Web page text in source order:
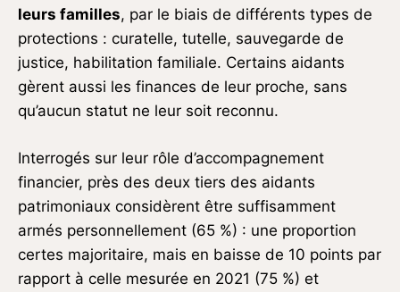
leurs familles, par le biais de différents types de
protections : curatelle, tutelle, sauvegarde de
justice, habilitation familiale. Certains aidants
gèrent aussi les finances de leur proche, sans
qu’aucun statut ne leur soit reconnu.
Interrogés sur leur rôle d’accompagnement
financier, près des deux tiers des aidants
patrimoniaux considèrent être suffisamment
armés personnellement (65 %) : une proportion
certes majoritaire, mais en baisse de 10 points par
rapport à celle mesurée en 2021 (75 %) et